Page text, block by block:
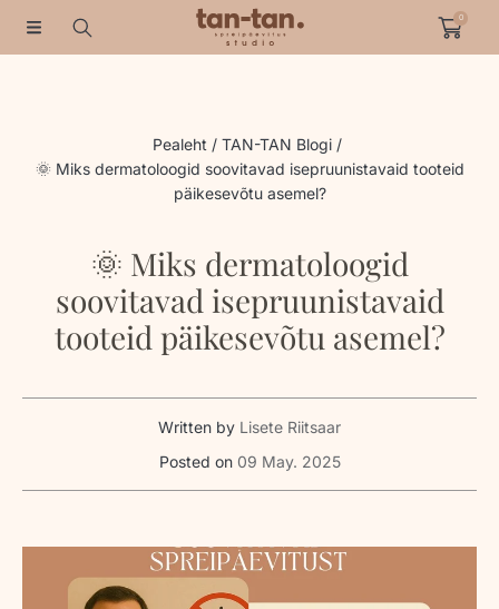
HÜPAKE SISUNI 0
Pealeht
TAN-TAN Blogi
🌞 Miks dermatoloogid soovitavad isepruunistavaid tooteid
päikesevõtu asemel?
🌞 Miks dermatoloogid
soovitavad isepruunistavaid
tooteid päikesevõtu asemel?
Written by Lisete Riitsaar
Posted on 09 May. 2025